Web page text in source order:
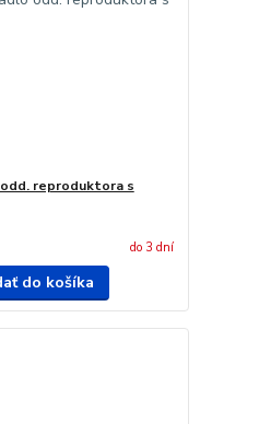
odd. reproduktora s
do 3 dní
do košíka